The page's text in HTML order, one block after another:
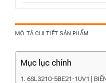
MÔ TẢ CHI TIẾT SẢN PHẨM
Mục lục chính
6SL3210-5BE21-1UV1 |